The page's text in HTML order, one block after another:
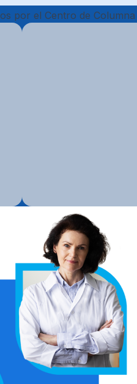
por el Centro de Columna